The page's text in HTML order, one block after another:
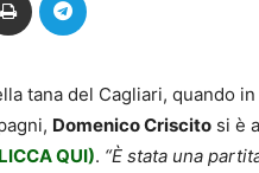
tana del Cagliari, quando
Domenico Criscito si è
QUI). “È stata una